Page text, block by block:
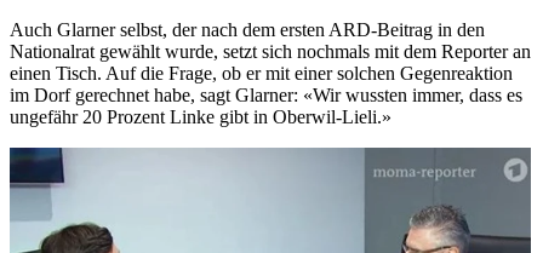
Auch Glarner selbst, der nach dem ersten ARD-Beitrag in den
Nationalrat gewählt wurde, setzt sich nochmals mit dem Reporter an
einen Tisch. Auf die Frage, ob er mit einer solchen Gegenreaktion
im Dorf gerechnet habe, sagt Glarner: «Wir wussten immer, dass es
ungefähr 20 Prozent Linke gibt in Oberwil-Lieli.»